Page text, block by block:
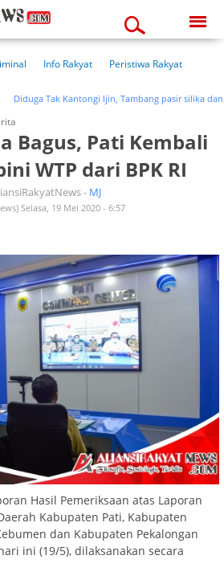
04:21:45 pm
Info Rakyat
Peristiwa Rakyat
Tak Kantongi Ijin, Tambang pasir silika dan
Bagus, Pati Kembali
WTP dari BPK RI
- MJ
Selasa, 19 Mei 2020 - 6:57
Hasil Pemeriksaan atas Laporan
Kabupaten Pati, Kabupaten
dan Kabupaten Pekalongan
ini (19/5), dilaksanakan secara